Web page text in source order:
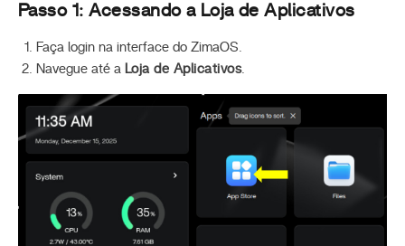
Passo 1: Acessando a Loja de Aplicativos
Faça login na interface do ZimaOS.
Navegue até a Loja de Aplicativos.